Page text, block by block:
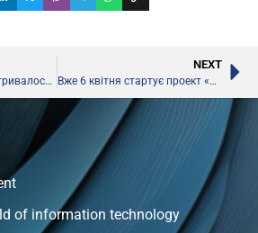
Щодо продовження тривалості навчального року, – МОН
NEXT
Вже 6 квітня стартує проект «Всеукраїнська школа онлайн»
of information technology